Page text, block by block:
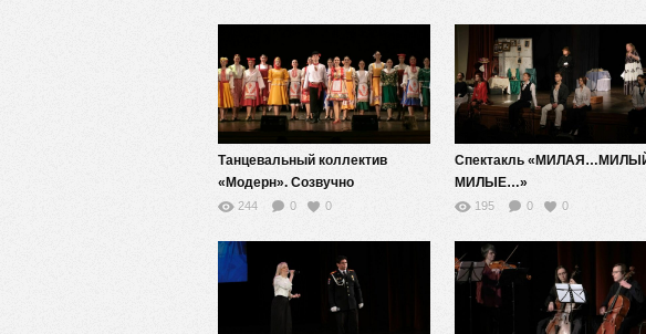
Танцевальный коллектив
«Модерн». Созвучно
244 0 0
Спектакль
МИЛЫЕ…»
195 0 0